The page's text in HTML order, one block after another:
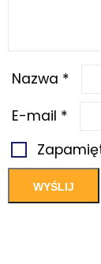
Nazwa *
E-mail *